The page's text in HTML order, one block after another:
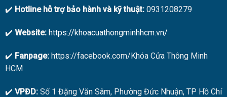
✔️ Hotline hỗ trợ bảo hành và kỹ thuật:0931208279
✔️ Website: https://khoacuathongminhhcm.vn/
✔️ Fanpage:https://facebook.com/Khóa Cửa Thông Minh
HCM
✔️ VPĐD: Số 1 Đặng Văn Sâm, Phường Đức Nhuận, TP Hồ Chí